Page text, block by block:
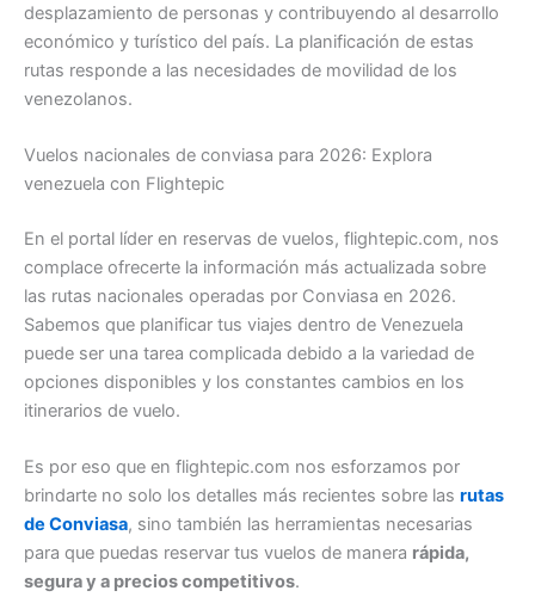
desplazamiento de personas y contribuyendo al desarrollo
económico y turístico del país. La planificación de estas
rutas responde a las necesidades de movilidad de los
venezolanos.
Vuelos nacionales de conviasa para 2026: Explora
venezuela con Flightepic
En el portal líder en reservas de vuelos, flightepic.com, nos
complace ofrecerte la información más actualizada sobre
las rutas nacionales operadas por Conviasa en 2026.
Sabemos que planificar tus viajes dentro de Venezuela
puede ser una tarea complicada debido a la variedad de
opciones disponibles y los constantes cambios en los
itinerarios de vuelo.
Es por eso que en flightepic.com nos esforzamos por
brindarte no solo los detalles más recientes sobre las rutas
de Conviasa, sino también las herramientas necesarias
para que puedas reservar tus vuelos de manera rápida,
segura y a precios competitivos.